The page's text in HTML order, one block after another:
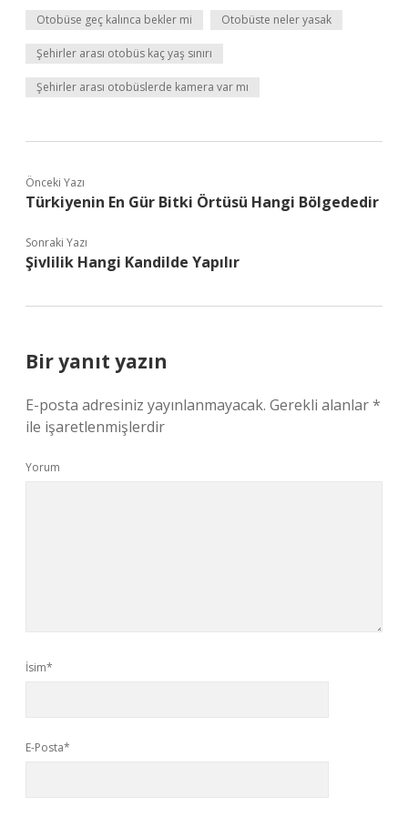
Otobüse geç kalınca bekler mi Otobüste neler yasak
Şehirler arası otobüs kaç yaş sınırı
Şehirler arası otobüslerde kamera var mı
Önceki Yazı
Türkiyenin En Gür Bitki Örtüsü Hangi Bölgededir
Sonraki Yazı
Şivlilik Hangi Kandilde Yapılır
Bir yanıt yazın
E-posta adresiniz yayınlanmayacak. Gerekli alanlar*
ile işaretlenmişlerdir
Yorum
İsim*
E-Posta*